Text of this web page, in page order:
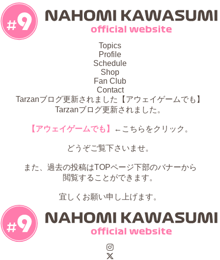
Topics
Profile
Schedule
Shop
Fan Club
Contact
Tarzanブログ更新されました【アウェイゲームでも】
Tarzanブログ更新されました。
【アウェイゲームでも】 ←こちらをクリック。
どうぞご覧下さいませ。
また、過去の投稿はTOPページ下部のバナーから
閲覧することができます。
宜しくお願い申し上げます。